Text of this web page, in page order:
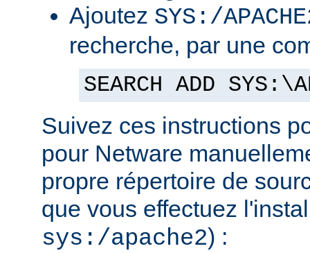
Ajoutez SYS:/
recherche, par une
SEARCH ADD
Suivez ces instructions
pour Netware
propre répertoire de
que vous effectuez
sys:/apache2) :